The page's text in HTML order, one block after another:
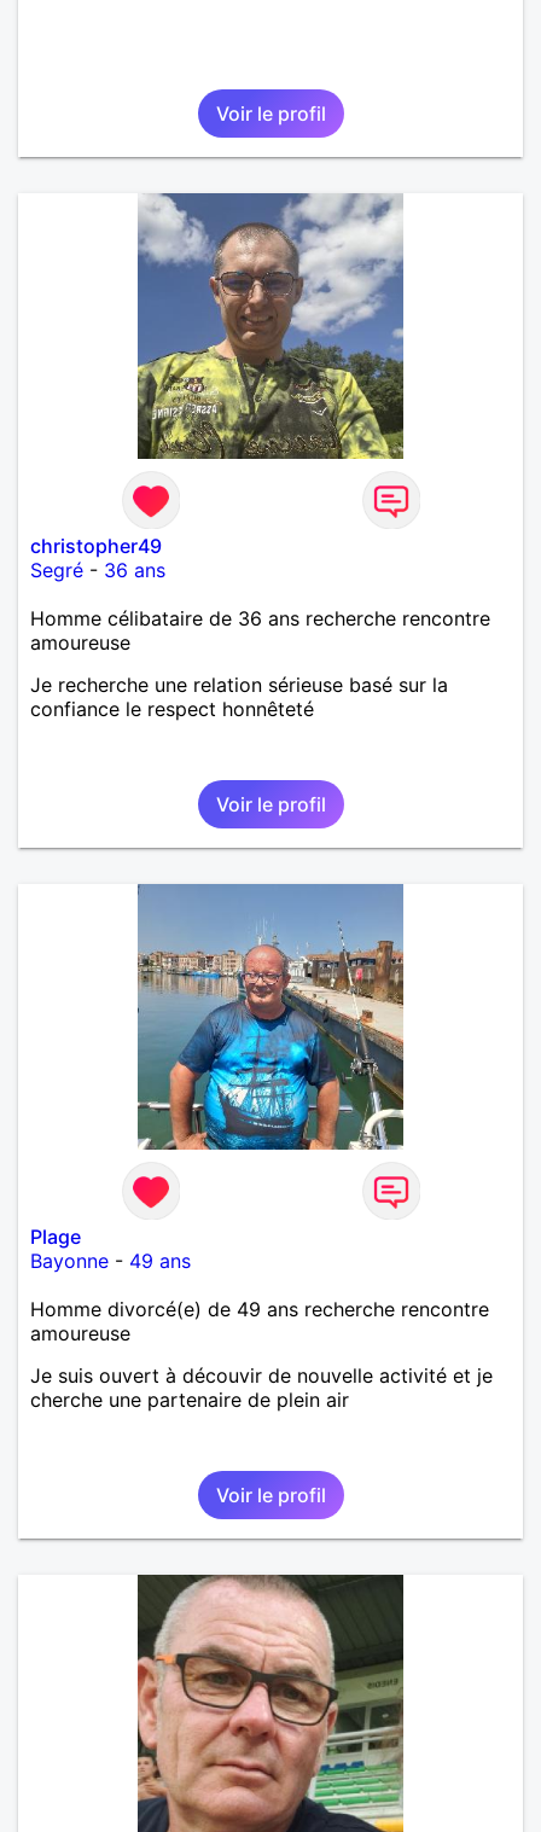
Voir le profil
christopher49
Segré - 36 ans
Homme célibataire de 36 ans recherche rencontre
amoureuse
Je recherche une relation sérieuse basé sur la
confiance le respect honnêteté
Voir le profil
Plage
Bayonne - 49 ans
Homme divorcé(e) de 49 ans recherche rencontre
amoureuse
Je suis ouvert à découvir de nouvelle activité et je
cherche une partenaire de plein air
Voir le profil